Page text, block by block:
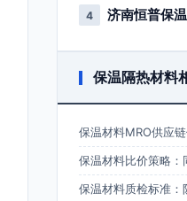
4 济南恒普保
保温隔热材料
保温材料MRO供应
保温材料比价策略
保温材料质检标准：